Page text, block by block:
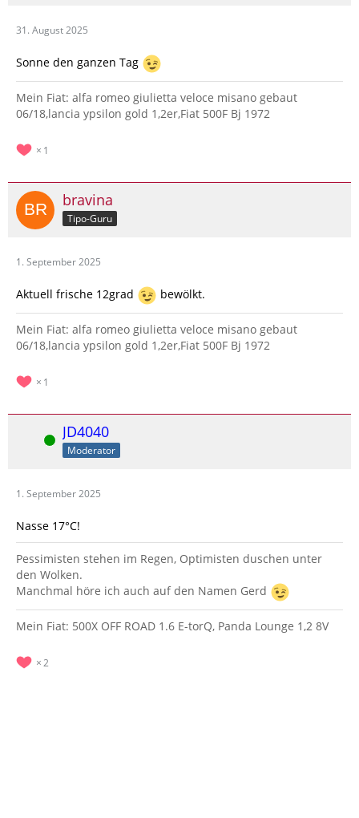
31. August 2025
Sonne den ganzen Tag
Mein Fiat: alfa romeo giulietta veloce misano gebaut
06/18,lancia ypsilon gold 1,2er,Fiat 500F Bj 1972
1
bravina
Tipo-Guru
1. September 2025
Aktuell frische 12grad bewölkt.
Mein Fiat: alfa romeo giulietta veloce misano gebaut
06/18,lancia ypsilon gold 1,2er,Fiat 500F Bj 1972
1
Online JD4040
Moderator
1. September 2025
Nasse 17°C!
Pessimisten stehen im Regen, Optimisten duschen unter
den Wolken.
Manchmal höre ich auch auf den Namen Gerd
Mein Fiat: 500X OFF ROAD 1.6 E-torQ, Panda Lounge 1,2 8V
2